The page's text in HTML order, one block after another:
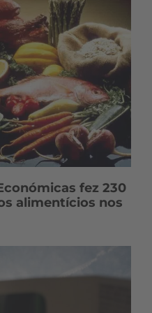
fez 230
alimentícios nos